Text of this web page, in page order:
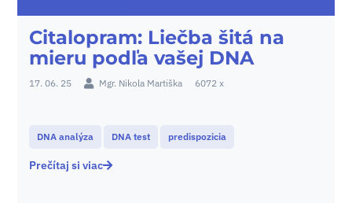
Citalopram: Liečba šitá na
mieru podľa vašej DNA
17. 06. 25 Mgr. Nikola Martiška 6072 x
DNA analýza DNA test predispozicia
Prečítaj si viac